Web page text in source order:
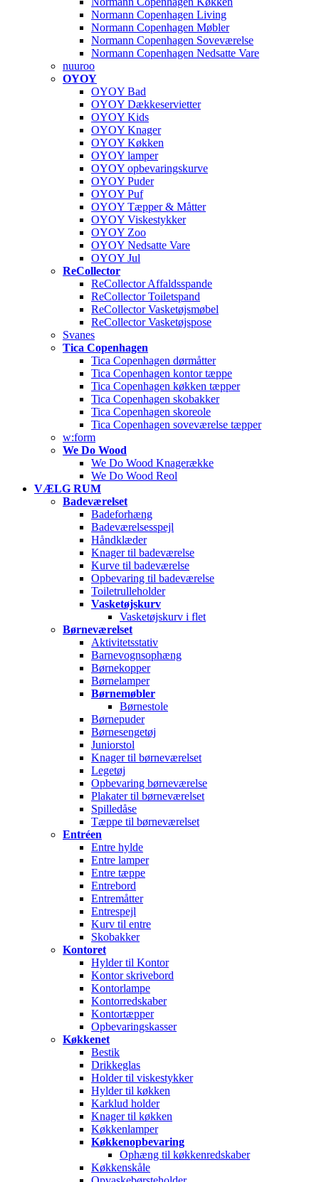
Normann Copenhagen Living
Normann Copenhagen Møbler
Normann Copenhagen Soveværelse
Normann Copenhagen Nedsatte Vare
nuuroo
OYOY
OYOY Bad
OYOY Dækkeservietter
OYOY Kids
OYOY Knager
OYOY Køkken
OYOY lamper
OYOY opbevaringskurve
OYOY Puder
OYOY Puf
OYOY Tæpper & Måtter
OYOY Viskestykker
OYOY Zoo
OYOY Nedsatte Vare
OYOY Jul
ReCollector
ReCollector Affaldsspande
ReCollector Toiletspand
ReCollector Vasketøjsmøbel
ReCollector Vasketøjspose
Svanes
Tica Copenhagen
Tica Copenhagen dørmåtter
Tica Copenhagen kontor tæppe
Tica Copenhagen køkken tæpper
Tica Copenhagen skobakker
Tica Copenhagen skoreole
Tica Copenhagen soveværelse tæpper
w:form
We Do Wood
We Do Wood Knagerække
We Do Wood Reol
VÆLG RUM
Badeværelset
Badeforhæng
Badeværelsesspejl
Håndklæder
Knager til badeværelse
Kurve til badeværelse
Opbevaring til badeværelse
Toiletrulleholder
Vasketøjskurv
Vasketøjskurv i flet
Børneværelset
Aktivitetsstativ
Barnevognsophæng
Børnekopper
Børnelamper
Børnemøbler
Børnestole
Børnepuder
Børnesengetøj
Juniorstol
Knager til børneværelset
Legetøj
Opbevaring børneværelse
Plakater til børneværelset
Spilledåse
Tæppe til børneværelset
Entréen
Entre hylde
Entre lamper
Entre tæppe
Entrebord
Entremåtter
Entrespejl
Kurv til entre
Skobakker
Kontoret
Hylder til Kontor
Kontor skrivebord
Kontorlampe
Kontorredskaber
Kontortæpper
Opbevaringskasser
Køkkenet
Bestik
Drikkeglas
Holder til viskestykker
Hylder til køkken
Karklud holder
Knager til køkken
Køkkenlamper
Køkkenopbevaring
Ophæng til køkkenredskaber
Køkkenskåle